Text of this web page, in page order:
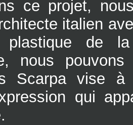
ce projet,
italien
plastique de
nous
Scarpa vise à
qui